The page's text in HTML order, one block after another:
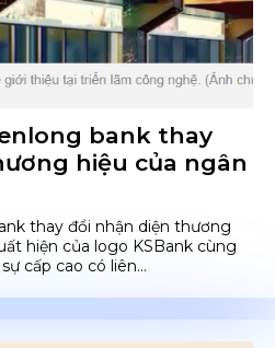
bank thay
hiệu của ngân
thay đổi nhận diện thương
hiện của logo KSBank cùng
cấp cao có liên...